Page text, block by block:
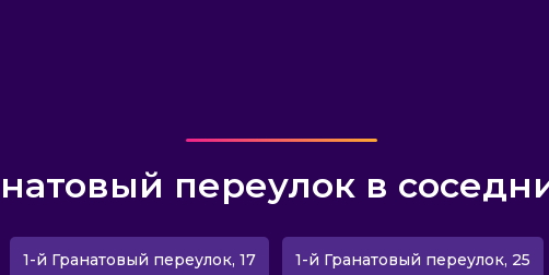
переулок в
1-й Гранатовый переулок, 17 1-й Гранатовый переулок, 25